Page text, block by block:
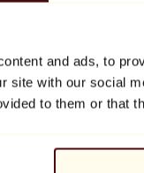
and ads, to
site with our social
to them or that